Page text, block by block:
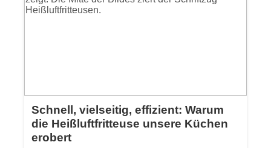
Schnell, vielseitig, effizient: Warum
die Heißluftfritteuse unsere Küchen
erobert